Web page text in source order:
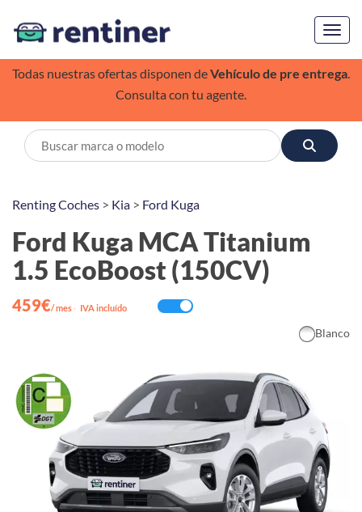
Todas nuestras ofertas disponen deVehículo de pre entrega.
Consulta con tu agente.
Renting Coches > Kia > Ford Kuga
Ford Kuga MCA Titanium
1.5 EcoBoost (150CV)
459€/ mes · IVA incluído
Blanco